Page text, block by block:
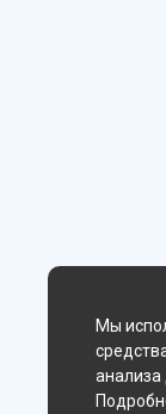
Мы
анализа